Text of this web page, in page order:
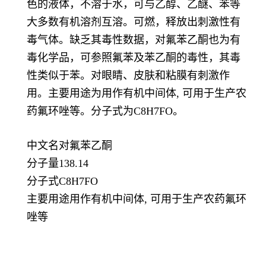
色的液体，不溶于水，可与乙醇、乙醚、苯等
大多数有机溶剂互溶。可燃，释放出刺激性有
毒气体。缺乏其毒性数据，对氟苯乙酮也为有
毒化学品，可参照氟苯及苯乙酮的毒性，其毒
性类似于苯。对眼睛、皮肤和粘膜有刺激作
用。主要用途为用作有机中间体, 可用于生产农
药氟环唑等。分子式为C8H7FO。
中文名对氟苯乙酮
分子量138.14
分子式C8H7FO
主要用途用作有机中间体, 可用于生产农药氟环
唑等